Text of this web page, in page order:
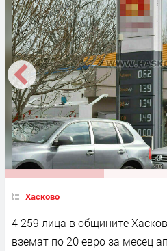
Хасково
4 259 лица в общините
вземат по 20 евро за месец